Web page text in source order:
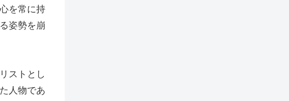
を常に持
姿勢を崩
ストとし
人物であ